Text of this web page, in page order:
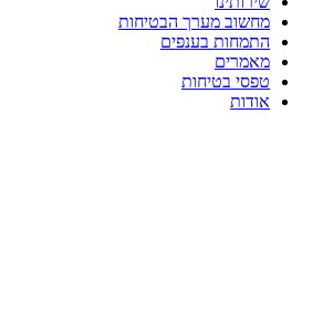
מחשוב מערך הבטיחות
התמחות בענפים
מאמרים
טפסי בטיחות
אודות